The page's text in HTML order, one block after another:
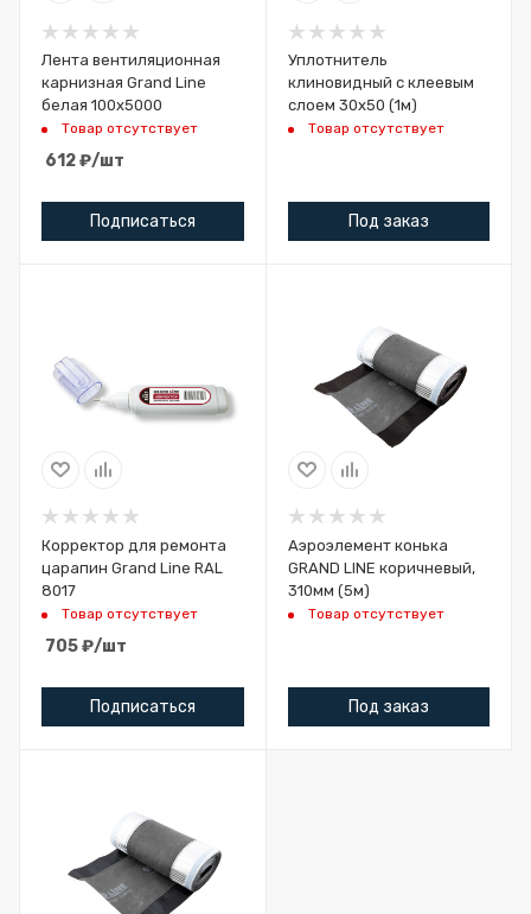
Лента вентиляционная
карнизная Grand Line
белая 100х5000
Товар отсутствует
612₽/шт
Подписаться
Уплотнитель
клиновидный с клеевым
слоем 30х50 (1м)
Товар отсутствует
Под заказ
Корректор для ремонта
царапин Grand Line RAL
8017
Товар отсутствует
705₽/шт
Подписаться
Аэроэлемент конька
GRAND LINE коричневый,
310мм (5м)
Товар отсутствует
Под заказ